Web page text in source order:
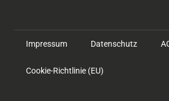
Impressum Datenschutz
Cookie-Richtlinie (EU)